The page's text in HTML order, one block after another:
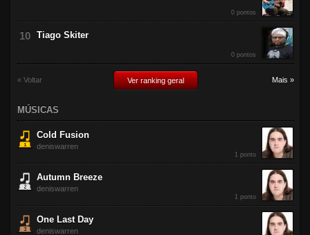
0 pontos
Tiago Skiter
0 pontos
« Voltar Ver ranking geral Mais »
MÚSICAS
Cold Fusion
deniswarren
1 ponto
Autumn Breeze
deniswarren
1 ponto
One Last Day
deniswarren